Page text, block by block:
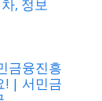
, 정보
금융진흥
! | 서민금